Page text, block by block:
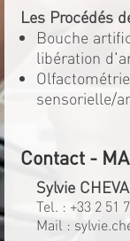
Les Procédés
Bouche
libération
sensorielle/
Contact -
Sylvie
Tel. : +33 2 51
Mail :